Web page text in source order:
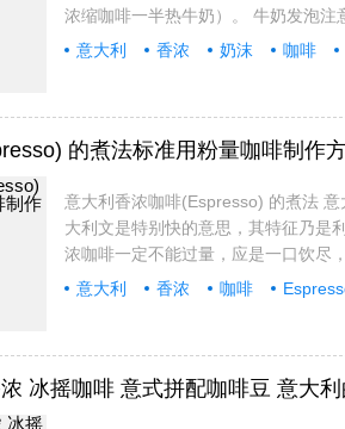
浓缩咖啡一半热牛奶）。 牛奶发泡
意大利 香浓 奶沫 咖啡
的煮法标准用粉量咖啡制作
意大利香浓咖啡(Espresso) 的煮法
大利文是特别快的意思，其特征乃是
浓咖啡一定不能过量，应是一口饮尽
意大利 香浓 咖啡
冰摇咖啡 意式拼配咖啡豆 意大